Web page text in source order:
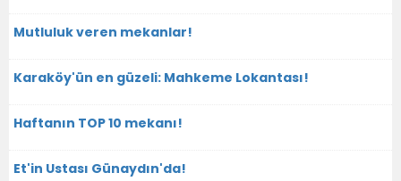
Mutluluk veren mekanlar!
Karaköy'ün en güzeli: Mahkeme Lokantası!
Haftanın TOP 10 mekanı!
Et'in Ustası Günaydın'da!